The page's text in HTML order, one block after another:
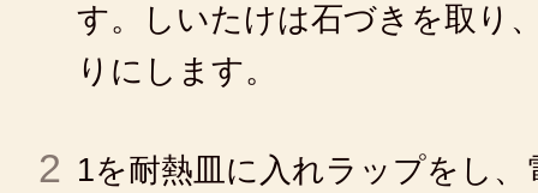
す。しいたけは石づきを取り
りにします。
2 1を耐熱皿に入れラップをし、